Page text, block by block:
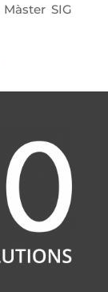
SIG